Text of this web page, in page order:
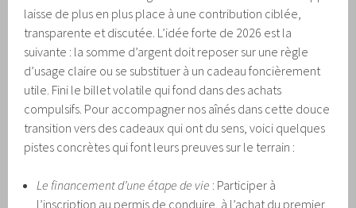
laisse de plus en plus place à une contribution ciblée,
transparente et discutée. L’idée forte de 2026 est la
suivante : la somme d’argent doit reposer sur une règle
d’usage claire ou se substituer à un cadeau foncièrement
utile. Fini le billet volatile qui fond dans des achats
compulsifs. Pour accompagner nos aînés dans cette douce
transition vers des cadeaux qui ont du sens, voici quelques
pistes concrètes qui font leurs preuves sur le terrain :
Le financement d’une étape de vie : Participer à
l’inscription au permis de conduire, à l’achat du premier